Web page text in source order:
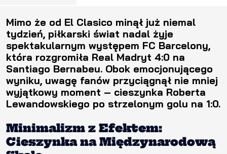
Mimo że od El Clasico minął już niemal
tydzień, piłkarski świat nadal żyje
spektakularnym występem FC Barcelony,
która rozgromiła Real Madryt 4:0 na
Santiago Bernabeu. Obok emocjonującego
wyniku, uwagę fanów przyciągnął nie mniej
wyjątkowy moment – cieszynka Roberta
Lewandowskiego po strzelonym golu na 1:0.
Minimalizm z Efektem:
Cieszynka na Międzynarodową